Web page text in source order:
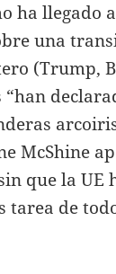
ha llegado
una
(Trump,
“han
McShine
que la UE
de